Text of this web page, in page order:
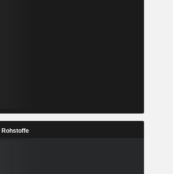
Rohstoffe